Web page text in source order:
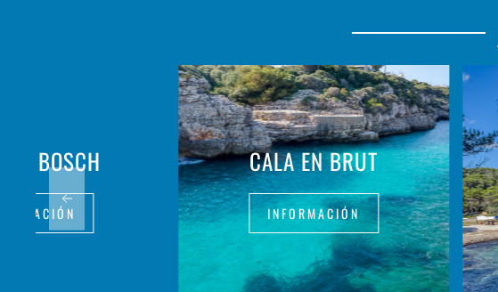
CALA EN BRUT
INFORMACIÓN
EN BOSCH